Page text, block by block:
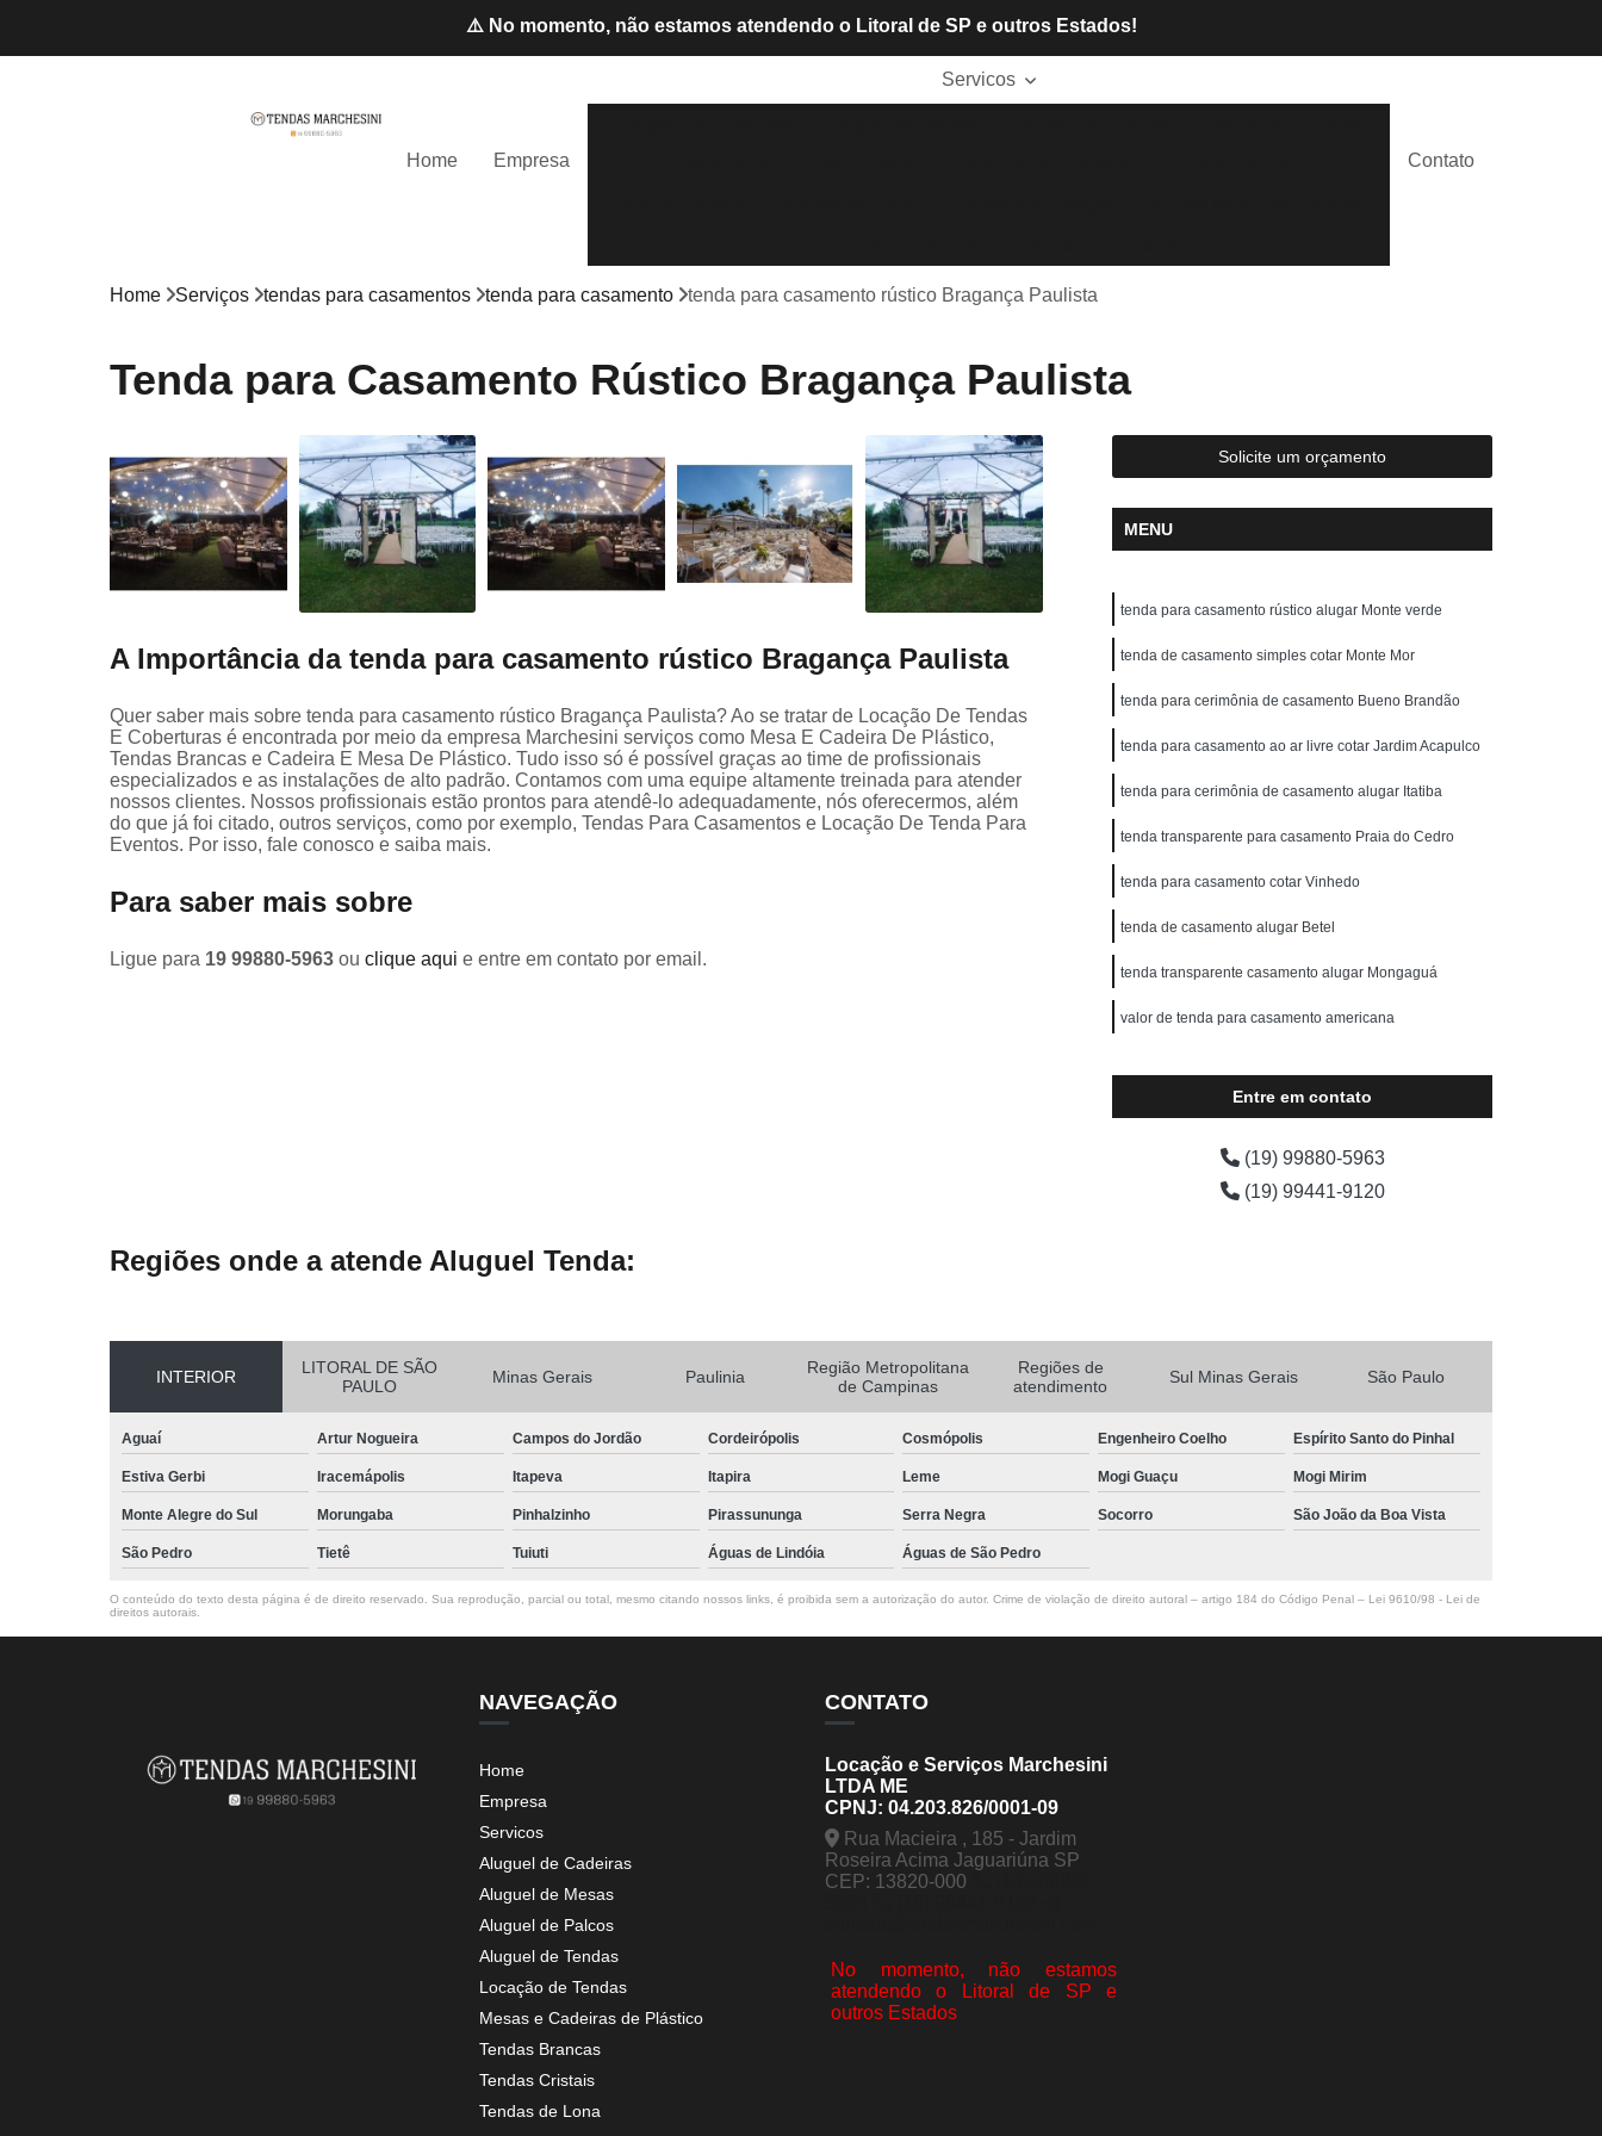
⚠️ No momento, não estamos atendendo o Litoral de SP e outros Estados!
Home Empresa
Servicos
Contato
Home Serviços tendas para casamentos tenda para casamento tenda para casamento rústico Bragança Paulista
Tenda para Casamento Rústico Bragança Paulista
A Importância da tenda para casamento rústico Bragança Paulista
Quer saber mais sobre tenda para casamento rústico Bragança Paulista? Ao se tratar de Locação De Tendas
E Coberturas é encontrada por meio da empresa Marchesini serviços como Mesa E Cadeira De Plástico,
Tendas Brancas e Cadeira E Mesa De Plástico. Tudo isso só é possível graças ao time de profissionais
especializados e as instalações de alto padrão. Contamos com uma equipe altamente treinada para atender
nossos clientes. Nossos profissionais estão prontos para atendê-lo adequadamente, nós oferecermos, além
do que já foi citado, outros serviços, como por exemplo, Tendas Para Casamentos e Locação De Tenda Para
Eventos. Por isso, fale conosco e saiba mais.
Para saber mais sobre
Ligue para 19 99880-5963 ou clique aqui e entre em contato por email.
Solicite um orçamento
MENU
tenda para casamento rústico alugar Monte verde
tenda de casamento simples cotar Monte Mor
tenda para cerimônia de casamento Bueno Brandão
tenda para casamento ao ar livre cotar Jardim Acapulco
tenda para cerimônia de casamento alugar Itatiba
tenda transparente para casamento Praia do Cedro
tenda para casamento cotar Vinhedo
tenda de casamento alugar Betel
tenda transparente casamento alugar Mongaguá
valor de tenda para casamento americana
Entre em contato
(19) 99880-5963
(19) 99441-9120
Regiões onde a atende Aluguel Tenda:
INTERIOR
LITORAL DE SÃO
PAULO
Minas Gerais Paulinia
Região Metropolitana
de Campinas
Regiões de
atendimento
Sul Minas Gerais São Paulo
Aguaí Artur Nogueira Campos do Jordão Cordeirópolis Cosmópolis Engenheiro Coelho Espírito Santo do Pinhal
Estiva Gerbi Iracemápolis Itapeva Itapira Leme Mogi Guaçu Mogi Mirim
Monte Alegre do Sul Morungaba Pinhalzinho Pirassununga Serra Negra Socorro São João da Boa Vista
São Pedro Tietê Tuiuti Águas de Lindóia Águas de São Pedro
O conteúdo do texto desta página é de direito reservado. Sua reprodução, parcial ou total, mesmo citando nossos links, é proibida sem a autorização do autor. Crime de violação de direito autoral – artigo 184 do Código Penal – Lei 9610/98 - Lei de
direitos autorais
NAVEGAÇÃO
Home
Empresa
Servicos
Aluguel de Cadeiras
Aluguel de Mesas
Aluguel de Palcos
Aluguel de Tendas
Locação de Tendas
Mesas e Cadeiras de Plástico
Tendas Brancas
Tendas Cristais
Tendas de Lona
CONTATO
Locação e Serviços Marchesini
LTDA ME
CPNJ: 04.203.826/0001-09
Rua Macieira , 185 - Jardim
Roseira Acima Jaguariúna SP
CEP: 13820-000
No momento, não estamos
atendendo o Litoral de SP e
outros Estados